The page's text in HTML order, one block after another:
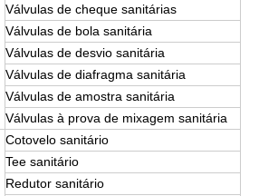
Válvulas de cheque sanitárias
Válvulas de bola sanitária
Válvulas de desvio sanitária
Válvulas de diafragma sanitária
Válvulas de amostra sanitária
Válvulas à prova de mixagem sanitária
Cotovelo sanitário
Tee sanitário
Redutor sanitário